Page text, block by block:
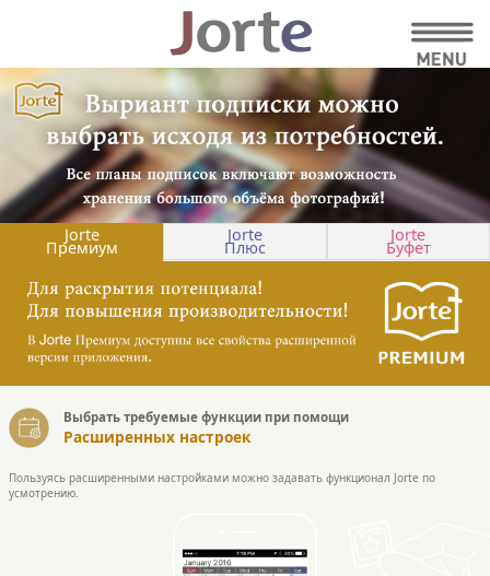
Jorte
Премиум
Jorte
Плюс
Jorte
Буфет
Выбрать требуемые функции при помощи
Расширенных настроек
Пользуясь расширенными настройками можно задавать функционал Jorte по
усмотрению.